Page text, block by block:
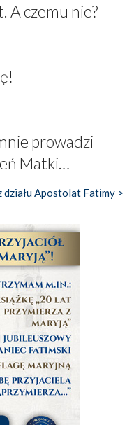
A czemu nie?
prowadzi
Matki…
działu Apostolat Fatimy >